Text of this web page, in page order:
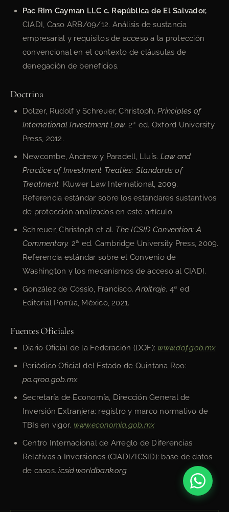
Pac Rim Cayman LLC c. República de El Salvador,
CIADI, Caso ARB/09/12. Análisis de sustancia
empresarial y requisitos de acceso a la protección
convencional en el contexto de cláusulas de
denegación de beneficios.
Doctrina
Dolzer, Rudolf y Schreuer, Christoph.Principles of
International Investment Law. 2ª ed. Oxford University
Press, 2012.
Newcombe, Andrew y Paradell, Lluís. Law and
Practice of Investment Treaties: Standards of
Treatment. Kluwer Law International, 2009.
Referencia estándar sobre los estándares sustantivos
de protección analizados en este artículo.
Schreuer, Christoph et al. The ICSID Convention: A
Commentary. 2ª ed. Cambridge University Press, 2009.
Referencia estándar sobre el Convenio de
Washington y los mecanismos de acceso al CIADI.
González de Cossío, Francisco.Arbitraje. 4ª ed.
Editorial Porrúa, México, 2021.
Fuentes Oficiales
Diario Oficial de la Federación (DOF): www.dof.gob.mx
Periódico Oficial del Estado de Quintana Roo:
po.qroo.gob.mx
Secretaría de Economía, Dirección General de
Inversión Extranjera: registro y marco normativo de
TBIs en vigor. www.economia.gob.mx
Centro Internacional de Arreglo de Diferencias
Relativas a Inversiones (CIADI/ICSID): base de datos
de casos.icsid.worldbank.org